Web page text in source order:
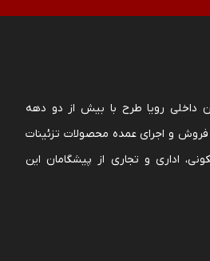
داخلی رویا طرح با بیش از دو دهه
و اجرای عمده محصولات تزئینات
اداری و تجاری از پیشگامان این